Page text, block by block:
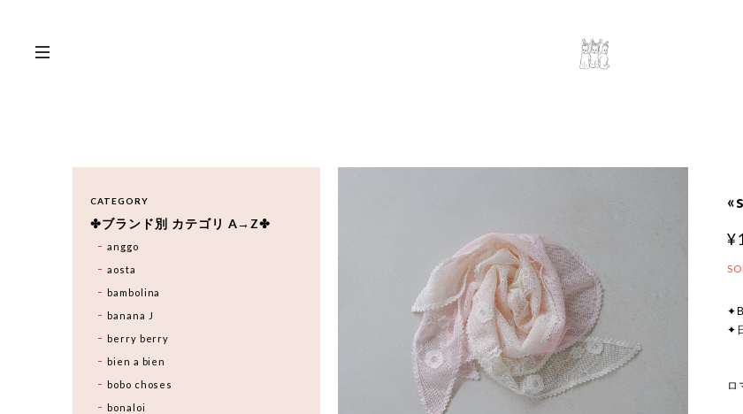
✦
ロ
CATEGORY
✤ブランド別 カテゴリ A→Z✤
anggo
aosta
bambolina
banana J
berry berry
bien a bien
bobo choses
bonaloi